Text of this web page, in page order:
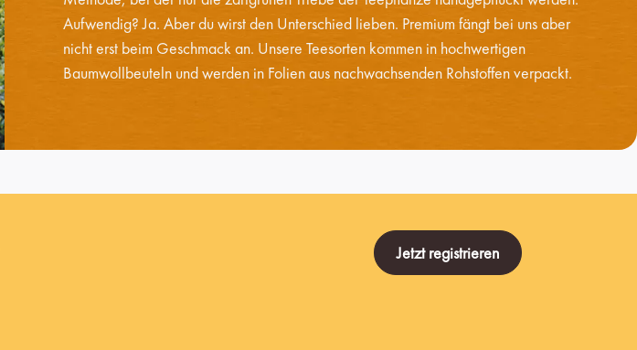
Aufwendig? Ja. Aber du wirst den Unterschied lieben. Premium fängt bei uns aber
nicht erst beim Geschmack an. Unsere Teesorten kommen in hochwertigen
Baumwollbeuteln und werden in Folien aus nachwachsenden Rohstoffen verpackt.
Jetzt registrieren